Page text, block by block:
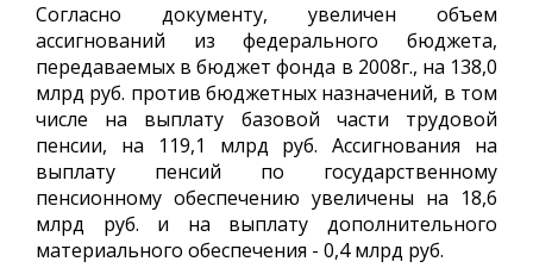
Согласно документу, увеличен объем
ассигнований из федерального бюджета,
передаваемых в бюджет фонда в 2008г., на 138,0
млрд руб. против бюджетных назначений, в том
числе на выплату базовой части трудовой
пенсии, на 119,1 млрд руб. Ассигнования на
выплату пенсий по государственному
пенсионному обеспечению увеличены на 18,6
млрд руб. и на выплату дополнительного
материального обеспечения - 0,4 млрд руб.